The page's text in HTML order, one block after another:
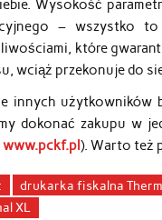
Wysokość
– wszystko
które
wciąż przekonuje do
innych użytkowników
dokonać zakupu w
www.pckf.pl). Warto też
drukarka fiskalna
XL